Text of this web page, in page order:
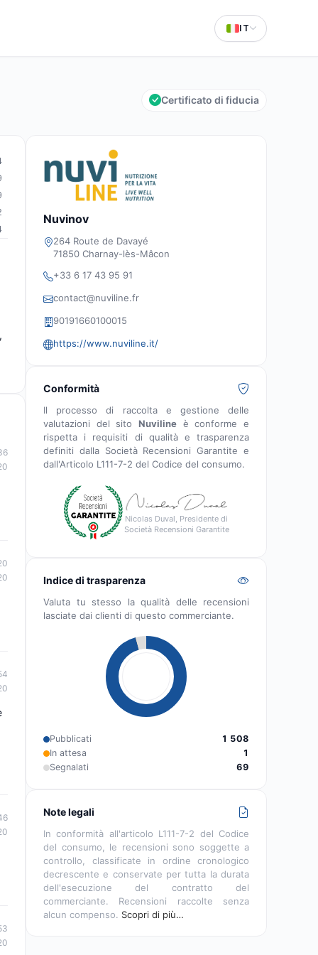
IT
Certificato di fiducia
Nuvinov
264 Route de Davayé
71850 Charnay-lès-Mâcon
+33 6 17 43 95 91
contact@nuviline.fr
90191660100015
https://www.nuviline.it/
Conformità
Il processo di raccolta e gestione delle
valutazioni del sito Nuviline è conforme e
rispetta i requisiti di qualità e trasparenza
definiti dalla Società Recensioni Garantite e
dall'Articolo L111-7-2 del Codice del consumo.
Nicolas Duval, Presidente di
Società Recensioni Garantite
Indice di trasparenza
Valuta tu stesso la qualità delle recensioni
lasciate dai clienti di questo commerciante.
Pubblicati
1 508
In attesa
1
Segnalati
69
Note legali
In conformità all'articolo L111-7-2 del Codice
del consumo, le recensioni sono soggette a
controllo, classificate in ordine cronologico
decrescente e conservate per tutta la durata
dell'esecuzione del contratto del
commerciante. Recensioni raccolte senza
alcun compenso. Scopri di più…